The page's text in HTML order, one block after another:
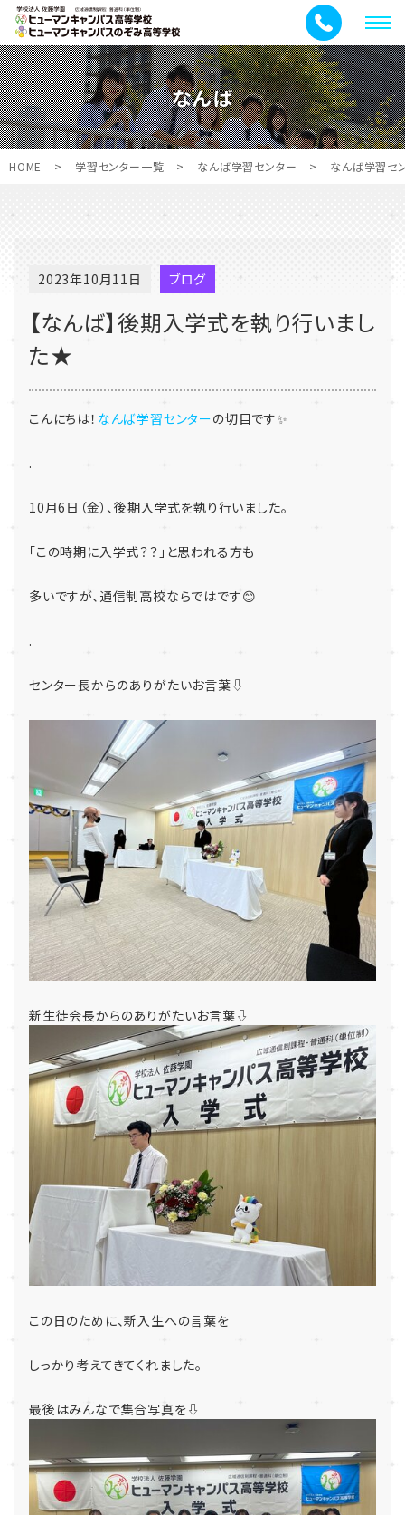
メ
ニ
ュ
ー
なんば
HOME > 学習センター一覧 > なんば学習センター > なんば学習セ
2023年10月11日 ブログ
【なんば】後期入学式を執り行いまし
た★
こんにちは！ なんば学習センターの切目です✨
.
10月6日（金）、後期入学式を執り行いました。
「この時期に入学式？？」と思われる方も
多いですが、通信制高校ならではです😊
.
センター長からのありがたいお言葉⇩
新生徒会長からのありがたいお言葉⇩
この日のために、新入生への言葉を
しっかり考えてきてくれました。
最後はみんなで集合写真を⇩